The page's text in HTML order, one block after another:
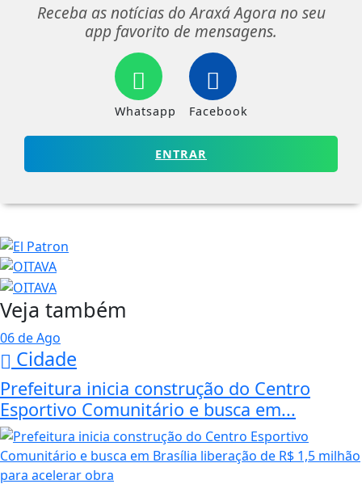
Receba as notícias do Araxá Agora no seu
app favorito de mensagens.
Whatsapp Facebook
ENTRAR
Veja também
06 de Ago
Cidade
Prefeitura inicia construção do Centro
Esportivo Comunitário e busca em...